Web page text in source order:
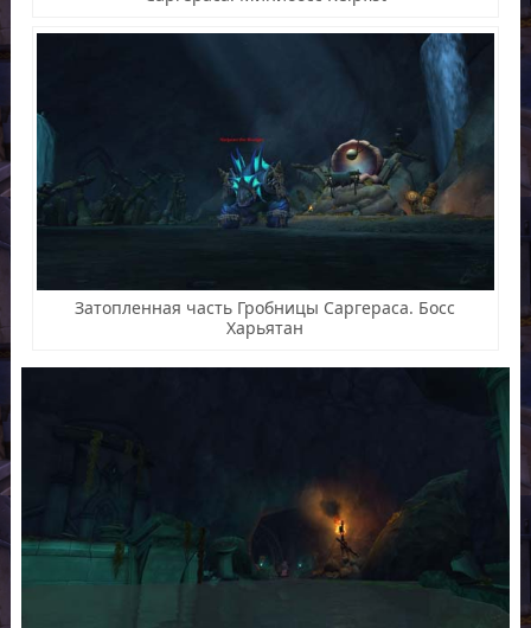
Затопленная часть Гробницы Саргераса. Босс
Харьятан